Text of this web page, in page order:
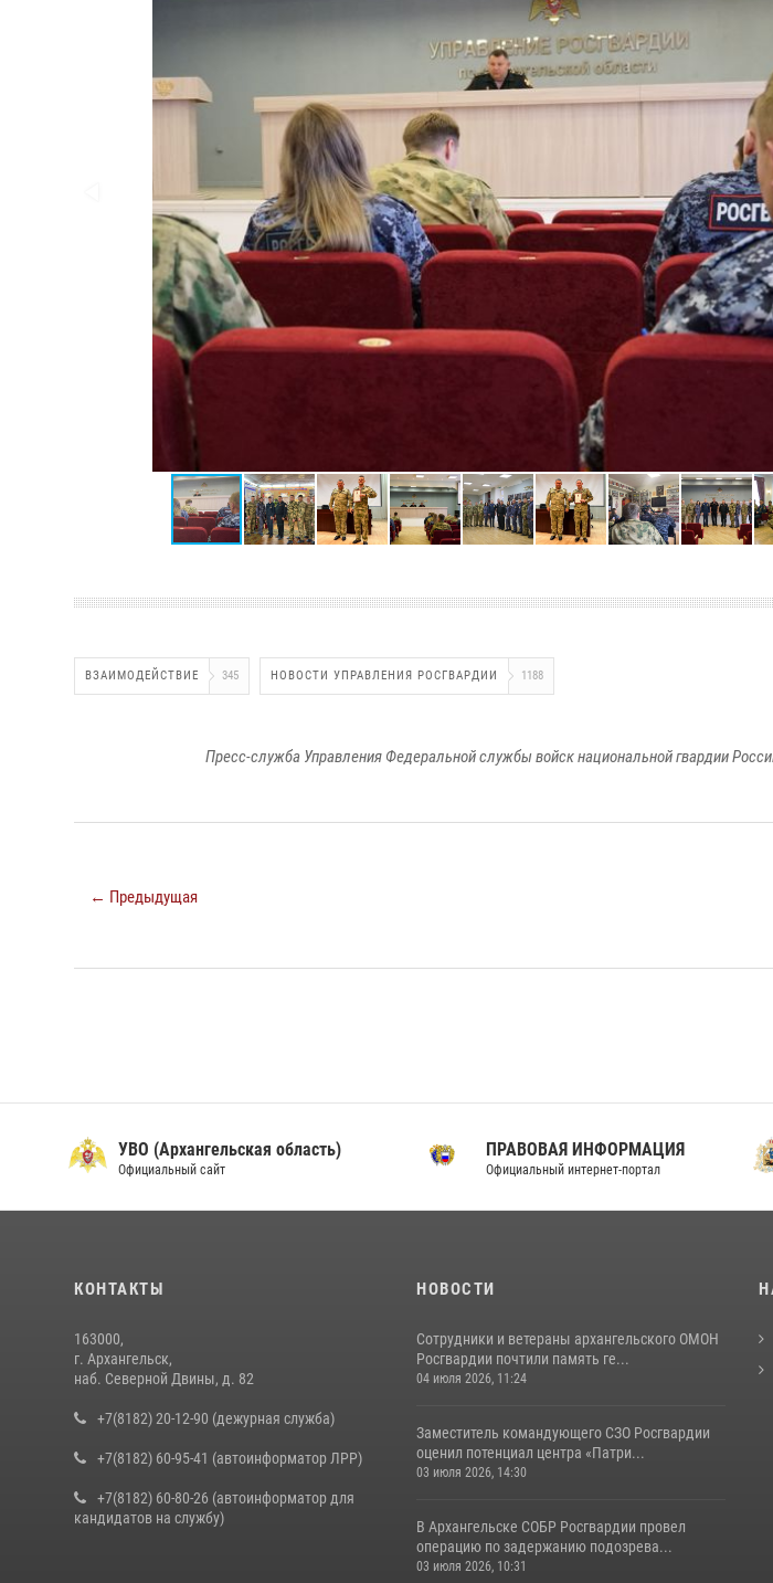
ВЗАИМОДЕЙСТВИЕ 345 НОВОСТИ УПРАВЛЕНИЯ РОСГВАРДИИ 1188
Пресс-служба Управления Федеральной службы войск национальной гвардии
← Предыдущая
УВО (Архангельская область)
Официальный сайт
ПРАВОВАЯ ИНФОРМАЦИЯ
Официальный интернет-портал
КОНТАКТЫ
163000,
г. Архангельск,
наб. Северной Двины, д. 82
+7(8182) 20-12-90 (дежурная служба)
+7(8182) 60-95-41 (автоинформатор ЛРР)
+7(8182) 60-80-26 (автоинформатор для
кандидатов на службу)
НОВОСТИ
Сотрудники и ветераны архангельского ОМОН
Росгвардии почтили память ге...
04 июля 2026, 11:24
Заместитель командующего СЗО Росгвардии
оценил потенциал центра «Патри...
03 июля 2026, 14:30
В Архангельске СОБР Росгвардии провел
операцию по задержанию подозрева...
03 июля 2026, 10:31